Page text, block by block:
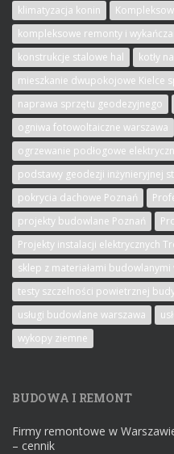
klimatyzacja konin
kompleksowe remonty i
konstrukcje stalowe hal
kotły
mieszkanie dwupokojowe Kielce
naprawa sprzętu geodezyjnego
ogniwa fotowoltaiczne warszawa
ogrzewanie podłogowe
podstawy geodezji inżynieryjnej
pokrycia dachowe Poznań
projekty budowlane Poznań
Projekty instalacji elektrycznych
sklep z materiałami budowlanymi
testy szczelności powietrznej
usługi budowlane warszawa
wykopy ziemne
BUDOWA I REMONT
Firmy remontowe w
– cennik